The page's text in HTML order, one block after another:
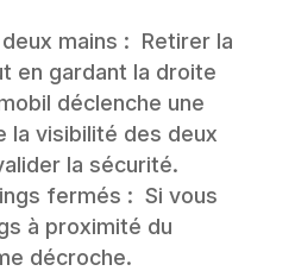
mains : Retirer la
en gardant la droite
déclenche une
la visibilité des deux
la sécurité.
fermés : Si vous
à proximité du
décroche.